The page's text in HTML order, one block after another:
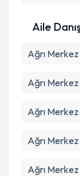
Aile
Ağrı Merkez
Ağrı
Ağrı Merkez
Ağrı
Ağrı